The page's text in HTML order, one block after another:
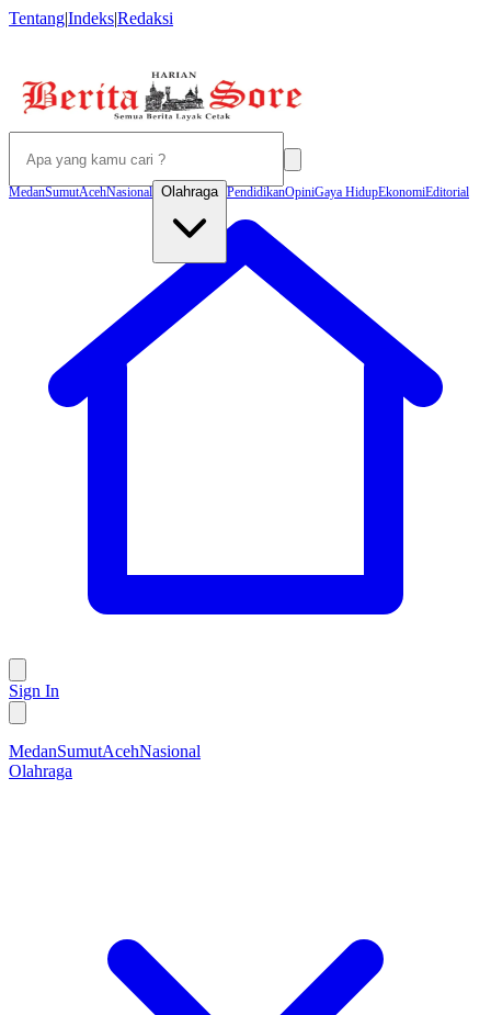
Tentang|Indeks|Redaksi
MedanSumutAcehNasional Olahraga PendidikanOpiniGaya HidupEkonomiEditorial
Sign In
MedanSumutAcehNasional
Olahraga